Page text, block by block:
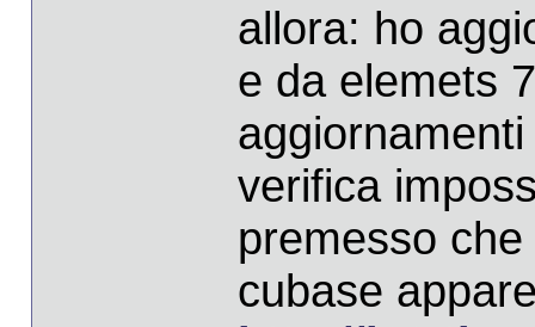
allora: ho
e da elemets
verifica
premesso
cubase